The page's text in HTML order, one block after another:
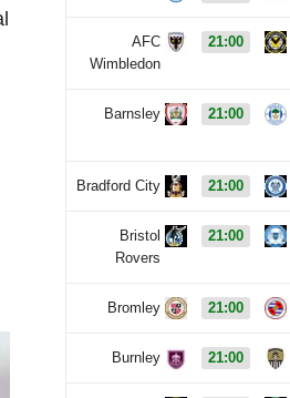
AFC
Wimbledon
21:00
Barnsley 21:00
Bradford City 21:00
Bristol
Rovers
21:00
Bromley 21:00
Burnley 21:00